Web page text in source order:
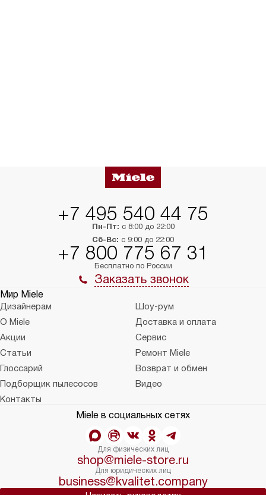
+7 495 540 44 75
Пн-Пт: с 8:00 до 22:00
Сб-Вс: с 9:00 до 22:00
+7 800 775 67 31
Бесплатно по России
Заказать звонок
Мир Miele
Дизайнерам
Шоу-рум
О Miele
Доставка и оплата
Акции
Сервис
Статьи
Ремонт Miele
Глоссарий
Возврат и обмен
Подборщик пылесосов
Видео
Контакты
Miele в социальных сетях
Для физических лиц
shop@miele-store.ru
Для юридических лиц
business@kvalitet.company